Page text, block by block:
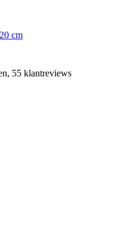
cm
55 klantreviews